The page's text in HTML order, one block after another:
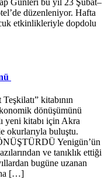
Günleri bu yıl 23 Şubat–
düzenleniyor. Hafta
etkinlikleriyle dopdolu
kitabının
dönüşümünü
yeni kitabı için Akra
okurlarıyla buluştu.
Yenigün’ün
ve tanıklık ettiği
bugüne uzanan
[…]